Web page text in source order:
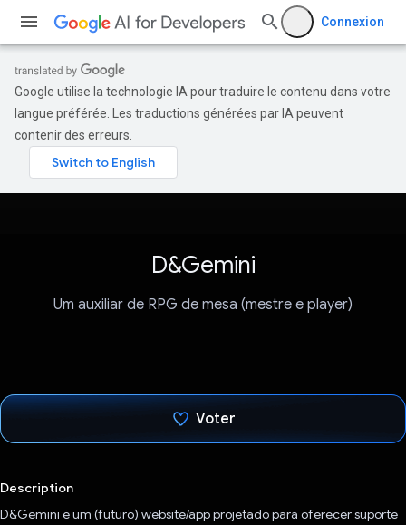
Connexion
Google utilise la technologie IA pour traduire le contenu dans votre
langue préférée. Les traductions générées par IA peuvent
contenir des erreurs.
D&Gemini
Um auxiliar de RPG de mesa (mestre e player)
Voter
Description
D&Gemini é um (futuro) website/app projetado para oferecer suporte